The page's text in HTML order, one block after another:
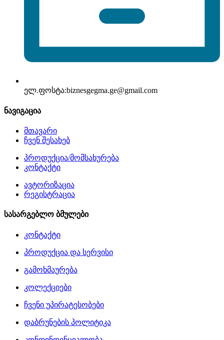
ელ.ფოსტა:biznesgegma.ge@gmail.com
ნავიგაცია
მთავარი
ჩვენ შესახებ
პროდუქცია/მომსახურება
კონტაქტი
ავტორიზაცია
რეგისტრაცია
სასარგებლო ბმულები
კონტაქტი
პროდუქცია და სერვისი
გამოხმაურება
კოლექციები
ჩვენი უპირატესობები
დაბრუნების პოლიტიკა